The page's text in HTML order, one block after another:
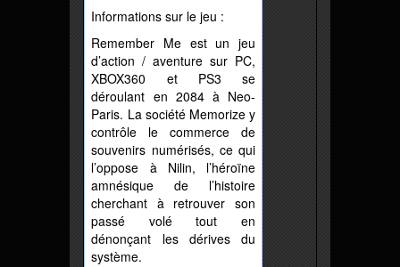
Informations sur le jeu :
Remember Me est un jeu
d’action / aventure sur PC,
XBOX360 et PS3 se
déroulant en 2084 à Neo-
Paris. La société Memorize y
contrôle le commerce de
souvenirs numérisés, ce qui
l’oppose à Nilin, l’héroïne
amnésique de l’histoire
cherchant à retrouver son
passé volé tout en
dénonçant les dérives du
système.